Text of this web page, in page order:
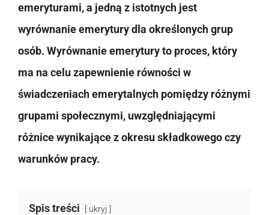
emeryturami, a jedną z istotnych jest
wyrównanie emerytury dla określonych grup
osób. Wyrównanie emerytury to proces, który
ma na celu zapewnienie równości w
świadczeniach emerytalnych pomiędzy różnymi
grupami społecznymi, uwzględniającymi
różnice wynikające z okresu składkowego czy
warunków pracy.
Spis treści ukryj